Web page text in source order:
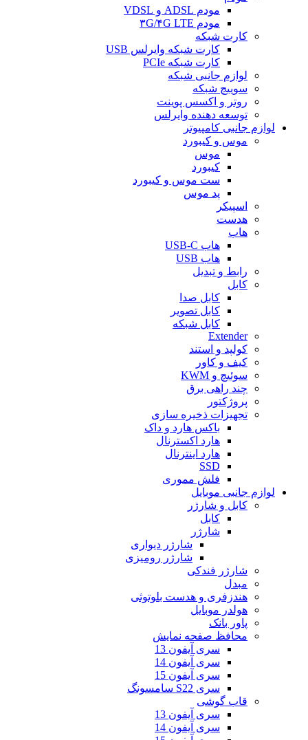
مودم ADSL و VDSL
مودم ۳G/۴G LTE
کارت شبکه
کارت شبکه وایرلس USB
کارت شبکه PCIe
لوازم جانبی شبکه
سوییچ شبکه
روتر و اکسس پوینت
توسعه دهنده وایرلس
لوازم جانبی کامپیوتر
موس و کیبورد
موس
کیبورد
ست موس و کیبورد
پد موس
اسپیکر
هدست
هاب
هاب USB-C
هاب USB
رابط و تبدیل
کابل
کابل صدا
کابل تصویر
کابل شبکه
Extender
کولپد و استند
کیف و کاور
سوئیچ و KWM
چند راهی برق
پروژکتور
تجهیزات ذخیره سازی
باکس هارد و داک
هارد اکسترنال
هارد اینترنال
SSD
فلش مموری
لوازم جانبی موبایل
کابل و شارژر
کابل
شارژر
شارژر دیواری
شارژر رومیزی
شارژر فندکی
مبدل
هندزفری و هدست بلوتوثی
هولدر موبایل
پاور بانک
محافظ صفحه نمایش
سری آیفون 13
سری آیفون 14
سری آیفون 15
سری S22 سامسونگ
قاب گوشی
سری آیفون 13
سری آیفون 14